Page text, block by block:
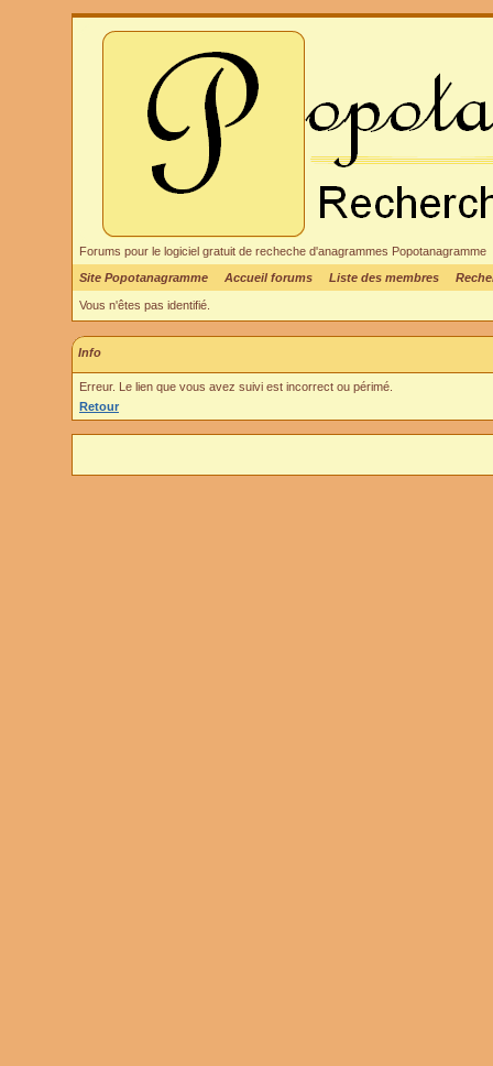
Forums pour le logiciel gratuit de recheche d'anagrammes Popotanagramme
Site Popotanagramme
Accueil forums Liste des membres
Vous n'êtes pas identifié.
Info
Erreur. Le lien que vous avez suivi est incorrect ou périmé.
Retour